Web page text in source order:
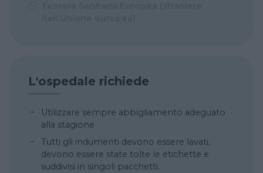
L'ospedale richiede
Utilizzare sempre abbigliamento adeguato
alla stagione
Tutti gli indumenti devono essere lavati,
devono essere state tolte le etichette e
suddivisi in singoli pacchetti.